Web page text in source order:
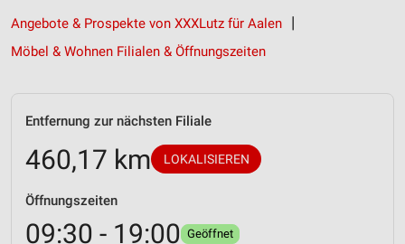
Angebote & Prospekte von XXXLutz für Aalen
Möbel & Wohnen Filialen & Öffnungszeiten
Entfernung zur nächsten Filiale
460,17 km LOKALISIEREN
Öffnungszeiten
09:30 - 19:00 Geöffnet